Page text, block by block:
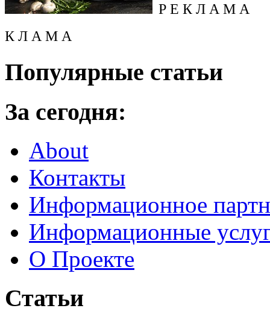
Р Е К Л А М А
К Л А М А
Популярные статьи
За сегодня:
About
Контакты
Информационное
Информационные
О Проекте
Статьи